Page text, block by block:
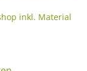
inkl. Material